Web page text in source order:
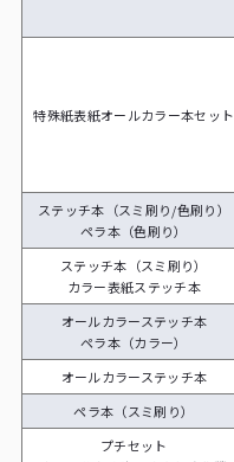
特殊紙表紙オールカラー本セット
ステッチ本（スミ刷り/色刷り）
ペラ本（色刷り）
ステッチ本（スミ刷り）
カラー表紙ステッチ本
オールカラーステッチ本
ペラ本（カラー）
オールカラーステッチ本
ペラ本（スミ刷り）
プチセット